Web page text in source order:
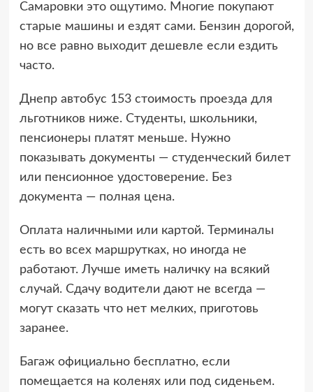
Самаровки это ощутимо. Многие покупают
старые машины и ездят сами. Бензин дорогой,
но все равно выходит дешевле если ездить
часто.
Днепр автобус 153 стоимость проезда для
льготников ниже. Студенты, школьники,
пенсионеры платят меньше. Нужно
показывать документы — студенческий билет
или пенсионное удостоверение. Без
документа — полная цена.
Оплата наличными или картой. Терминалы
есть во всех маршрутках, но иногда не
работают. Лучше иметь наличку на всякий
случай. Сдачу водители дают не всегда —
могут сказать что нет мелких, приготовь
заранее.
Багаж официально бесплатно, если
помещается на коленях или под сиденьем.